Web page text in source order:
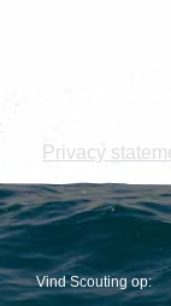
Privacy
Vind Scouting op: